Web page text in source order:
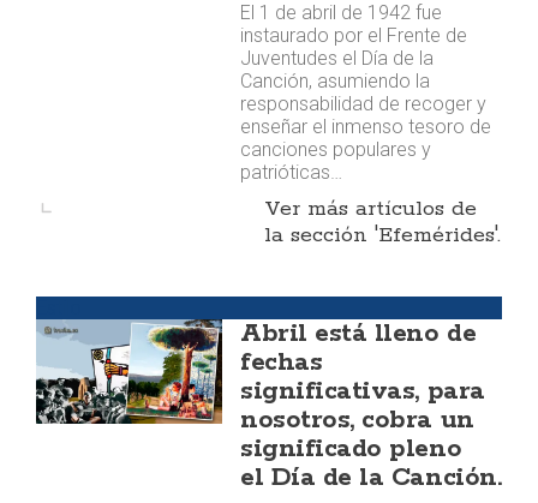
El 1 de abril de 1942 fue
instaurado por el Frente de
Juventudes el Día de la
Canción, asumiendo la
responsabilidad de recoger y
enseñar el inmenso tesoro de
canciones populares y
patrióticas…
Ver más artículos de
la sección 'Efemérides'.
Abril está lleno de
fechas
significativas, para
nosotros, cobra un
significado pleno
el Día de la Canción.